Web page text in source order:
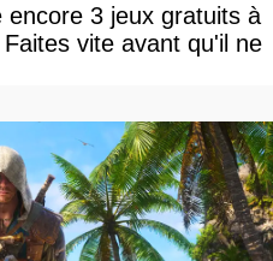
3 jeux gratuits à
vite avant qu'il ne